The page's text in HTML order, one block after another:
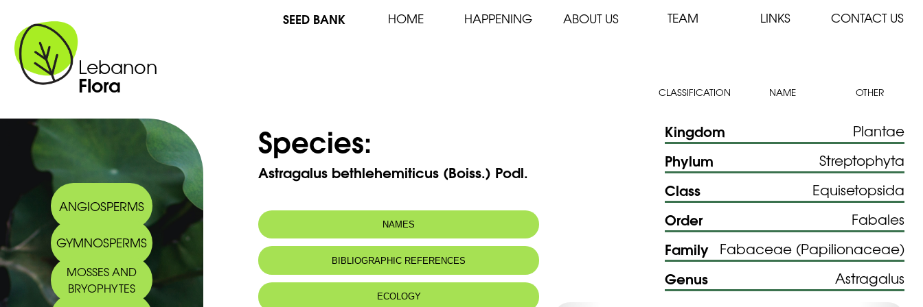
Lebanon
Flora
SEED BANK HOME HAPPENING ABOUT US TEAM LINKS CONTACT US
CLASSIFICATION NAME OTHER
ANGIOSPERMS
GYMNOSPERMS
MOSSES AND
BRYOPHYTES
Species:
Astragalus bethlehemiticus (Boiss.) Podl.
NAMES
Common name: Astragale de Bethléem
Arabic name: أسترغالس بيت لحم , شلة
BIBLIOGRAPHIC REFERENCES
ECOLOGY
Kingdom Plantae
Phylum Streptophyta
Class Equisetopsida
Order Fabales
Family Fabaceae (Papilionaceae)
Genus Astragalus